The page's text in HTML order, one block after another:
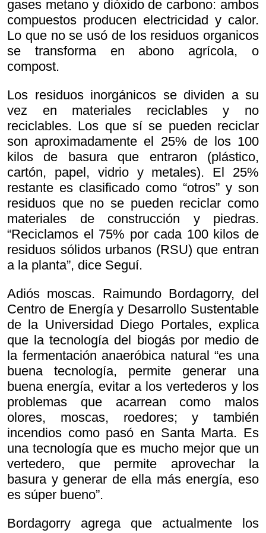
gases metano y dióxido de carbono: ambos
compuestos producen electricidad y calor.
Lo que no se usó de los residuos organicos
se transforma en abono agrícola, o
compost.
Los residuos inorgánicos se dividen a su
vez en materiales reciclables y no
reciclables. Los que sí se pueden reciclar
son aproximadamente el 25% de los 100
kilos de basura que entraron (plástico,
cartón, papel, vidrio y metales). El 25%
restante es clasificado como “otros” y son
residuos que no se pueden reciclar como
materiales de construcción y piedras.
“Reciclamos el 75% por cada 100 kilos de
residuos sólidos urbanos (RSU) que entran
a la planta”, dice Seguí.
Adiós moscas. Raimundo Bordagorry, del
Centro de Energía y Desarrollo Sustentable
de la Universidad Diego Portales, explica
que la tecnología del biogás por medio de
la fermentación anaeróbica natural “es una
buena tecnología, permite generar una
buena energía, evitar a los vertederos y los
problemas que acarrean como malos
olores, moscas, roedores; y también
incendios como pasó en Santa Marta. Es
una tecnología que es mucho mejor que un
vertedero, que permite aprovechar la
basura y generar de ella más energía, eso
es súper bueno”.
Bordagorry agrega que actualmente los